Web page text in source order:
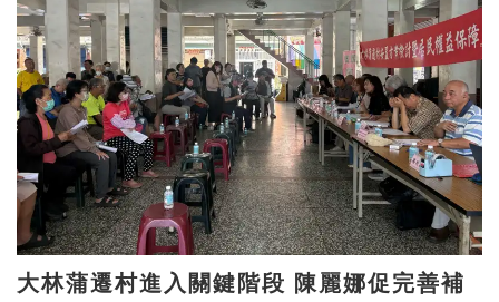
大林蒲遷村進入關鍵階段 陳麗娜促完善補